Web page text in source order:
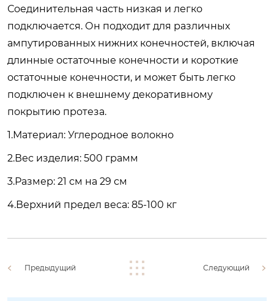
Соединительная часть низкая и легко
подключается. Он подходит для различных
ампутированных нижних конечностей, включая
длинные остаточные конечности и короткие
остаточные конечности, и может быть легко
подключен к внешнему декоративному
покрытию протеза.
1.Материал: Углеродное волокно
2.Вес изделия: 500 грамм
3.Размер: 21 см на 29 см
4.Верхний предел веса: 85-100 кг
Предыдущий Следующий